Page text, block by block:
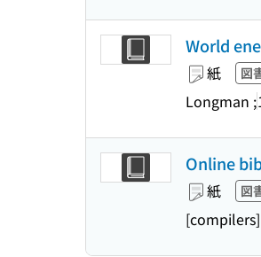
World
紙 図
Longman ;
Online
紙 図